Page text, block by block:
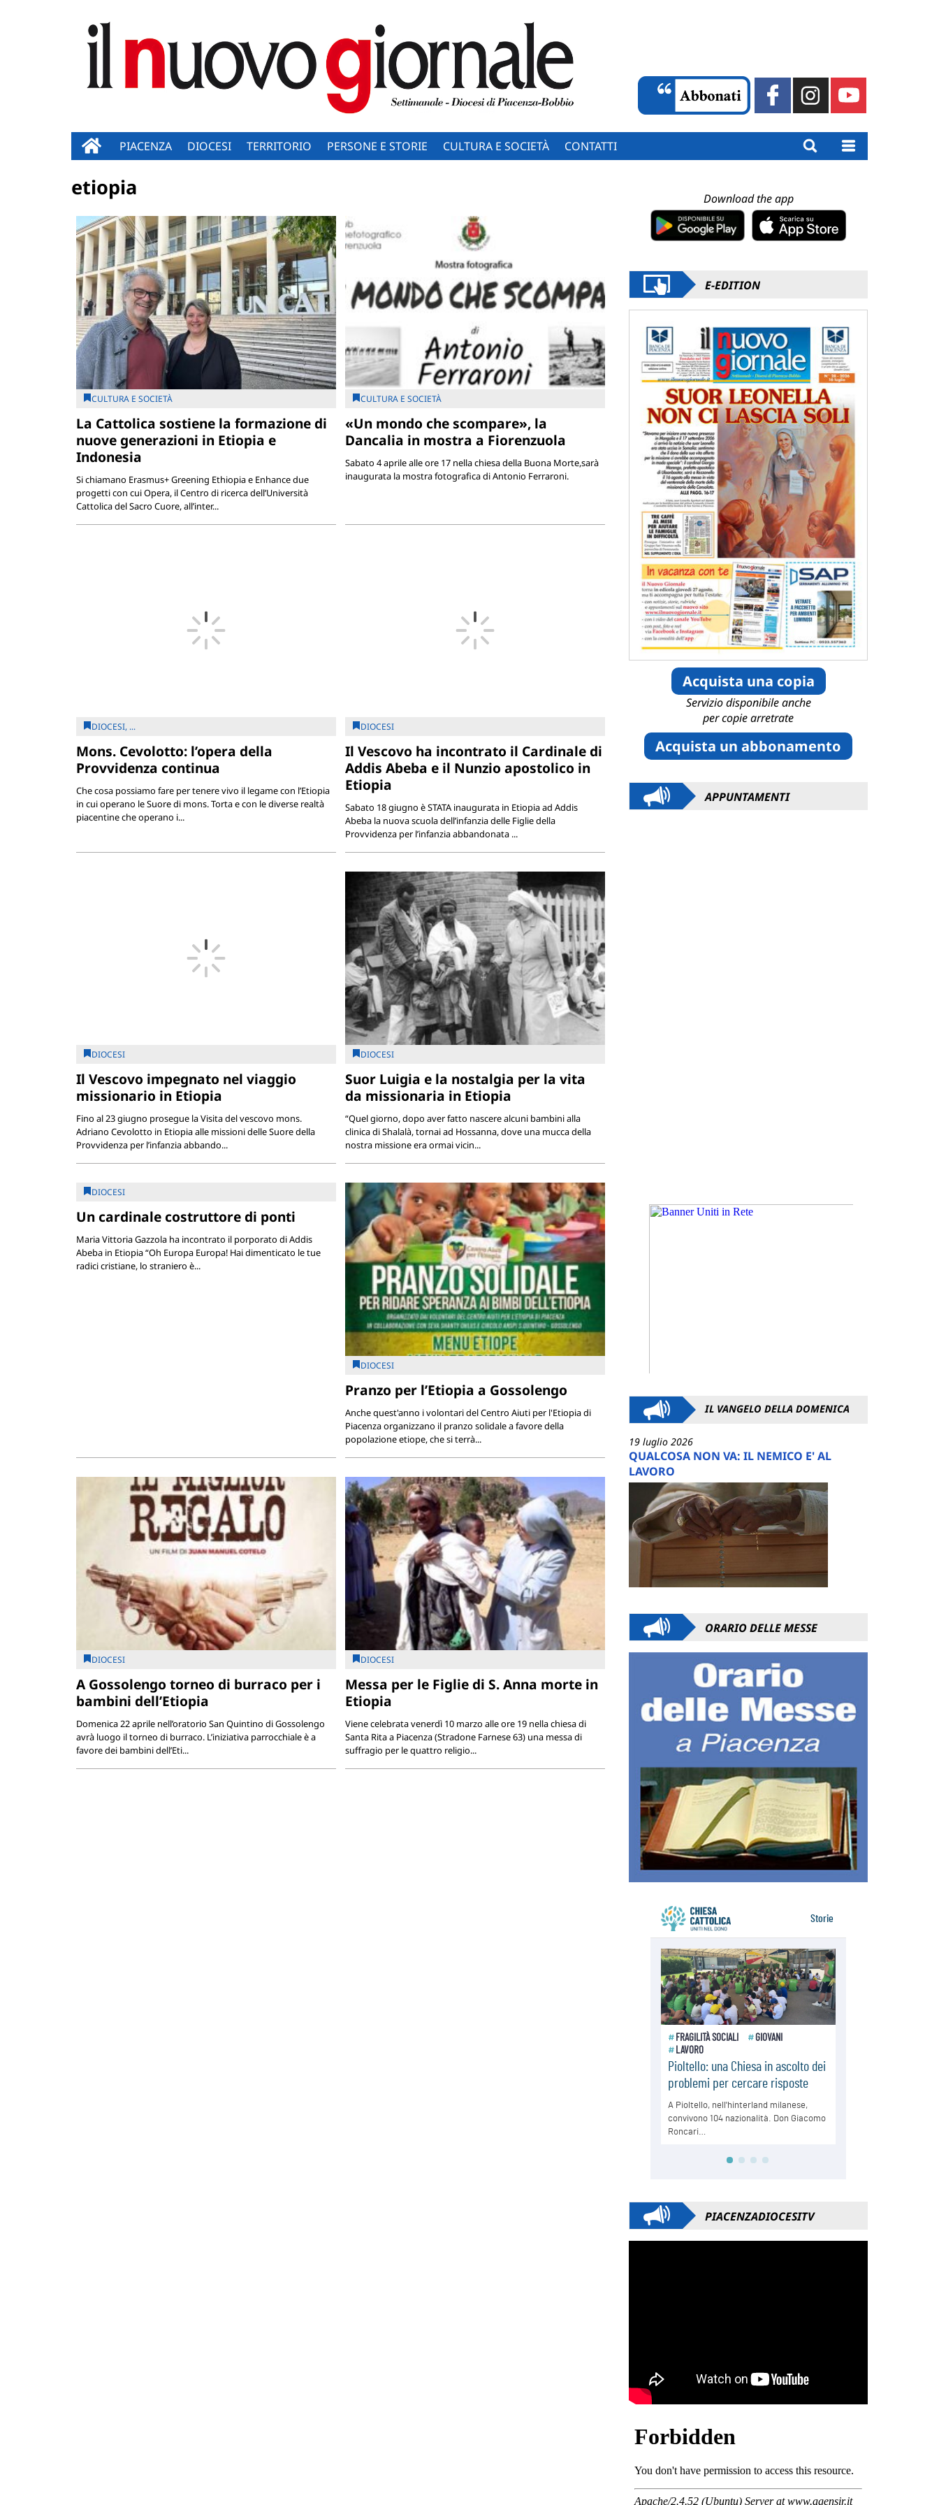
PIACENZA DIOCESI TERRITORIO PERSONE E STORIE CULTURA E SOCIETÀ CONTATTI
etiopia
CULTURA E SOCIETÀ
La Cattolica sostiene la formazione di
nuove generazioni in Etiopia e
Indonesia
Si chiamano Erasmus+ Greening Ethiopia e Enhance due
progetti con cui Opera, il Centro di ricerca dell’Università
Cattolica del Sacro Cuore, all’inter...
CULTURA E SOCIETÀ
«Un mondo che scompare», la
Dancalia in mostra a Fiorenzuola
Sabato 4 aprile alle ore 17 nella chiesa della Buona Morte,sarà
inaugurata la mostra fotografica di Antonio Ferraroni.
DIOCESI, ...
Mons. Cevolotto: l’opera della
Provvidenza continua
Che cosa possiamo fare per tenere vivo il legame con l’Etiopia
in cui operano le Suore di mons. Torta e con le diverse realtà
piacentine che operano i...
DIOCESI
Il Vescovo ha incontrato il Cardinale di
Addis Abeba e il Nunzio apostolico in
Etiopia
Sabato 18 giugno è STATA inaugurata in Etiopia ad Addis
Abeba la nuova scuola dell’infanzia delle Figlie della
Provvidenza per l’infanzia abbandonata ...
DIOCESI
Il Vescovo impegnato nel viaggio
missionario in Etiopia
Fino al 23 giugno prosegue la Visita del vescovo mons.
Adriano Cevolotto in Etiopia alle missioni delle Suore della
Provvidenza per l’infanzia abbando...
DIOCESI
Suor Luigia e la nostalgia per la vita
da missionaria in Etiopia
“Quel giorno, dopo aver fatto nascere alcuni bambini alla
clinica di Shalalà, tornai ad Hossanna, dove una mucca della
nostra missione era ormai vicin...
DIOCESI
Un cardinale costruttore di ponti
Maria Vittoria Gazzola ha incontrato il porporato di Addis
Abeba in Etiopia “Oh Europa Europa! Hai dimenticato le tue
radici cristiane, lo straniero è...
DIOCESI
Pranzo per l’Etiopia a Gossolengo
Anche quest'anno i volontari del Centro Aiuti per l'Etiopia di
Piacenza organizzano il pranzo solidale a favore della
popolazione etiope, che si terrà...
DIOCESI
A Gossolengo torneo di burraco per i
bambini dell’Etiopia
Domenica 22 aprile nell’oratorio San Quintino di Gossolengo
avrà luogo il torneo di burraco. L’iniziativa parrocchiale è a
favore dei bambini dell’Eti...
DIOCESI
Messa per le Figlie di S. Anna morte in
Etiopia
Viene celebrata venerdì 10 marzo alle ore 19 nella chiesa di
Santa Rita a Piacenza (Stradone Farnese 63) una messa di
suffragio per le quattro religio...
Download the app
E-EDITION
Acquista una copia
Servizio disponibile anche
per copie arretrate
Acquista un abbonamento
APPUNTAMENTI
IL VANGELO DELLA DOMENICA
19 luglio 2026
QUALCOSA NON VA: IL NEMICO E' AL
LAVORO
ORARIO DELLE MESSE
PIACENZADIOCESITV